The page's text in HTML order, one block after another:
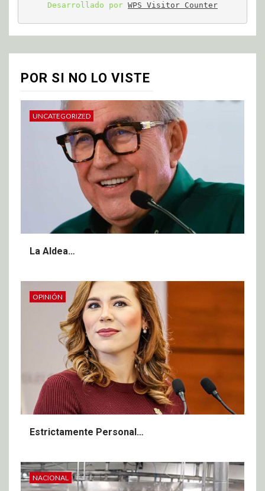
Desarrollado por WPS Visitor Counter
POR SI NO LO VISTE
UNCATEGORIZED
La Aldea…
OPINIÓN
Estrictamente Personal…
NACIONAL